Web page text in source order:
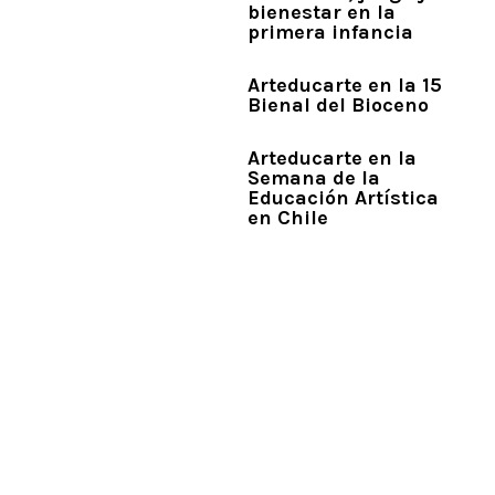
bienestar en la
primera infancia
Arteducarte en la 15
Bienal del Bioceno
Arteducarte en la
Semana de la
Educación Artística
en Chile